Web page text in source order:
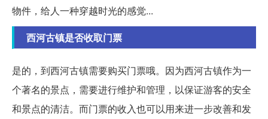
物件，给人一种穿越时光的感觉...
西河古镇是否收取门票
是的，到西河古镇需要购买门票哦。因为西河古镇作为一
个著名的景点，需要进行维护和管理，以保证游客的安全
和景点的清洁。而门票的收入也可以用来进一步改善和发